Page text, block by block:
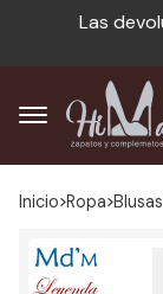
Las
Inicio ropa